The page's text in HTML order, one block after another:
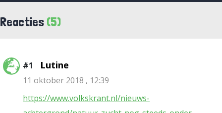
Reacties (5)
#1 Lutine
11 oktober 2018 , 12:39
https://www.volkskrant.nl/nieuws-